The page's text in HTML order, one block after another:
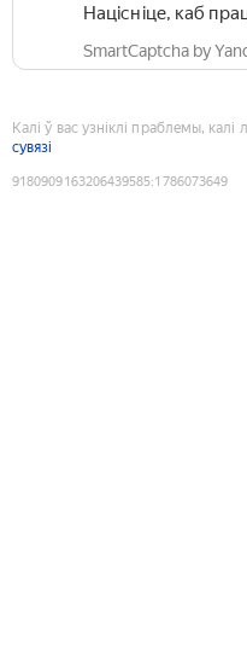
Націсніце, каб
SmartCaptcha by
Калі ў вас узніклі праблемы, калі
сувязі
9180909163206439585:1786073649